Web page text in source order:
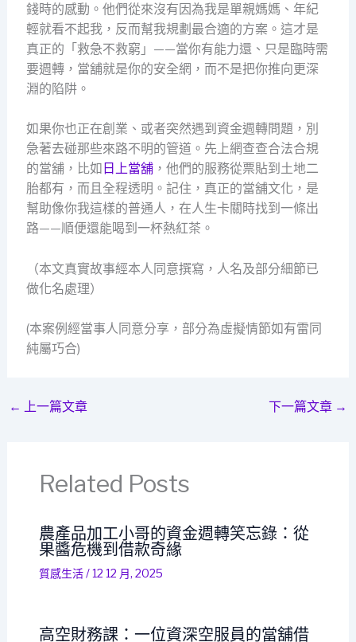
錢時的感動。他們從來沒有因為我是單親媽媽、年紀
輕就看不起我，反而幫我規劃最合適的方案。這才是
真正的「救急不救窮」——當你有能力還、只是臨時需
要週轉，當舖就是你的安全網，而不是把你推向更深
淵的陷阱。
如果你也正在創業、或者突然遇到資金週轉問題，別
急著去碰那些來路不明的管道。先上網查查合法合規
的當舖，比如 日上當舖，他們的服務從票貼到土地二
胎都有，而且全程透明。記住，真正的當舖文化，是
幫助像你我這樣的普通人，在人生卡關時找到一條出
路——順便還能喝到一杯熱紅茶。
（本文真實故事經本人同意撰寫，人名及部分細節已
做化名處理）
(本案例經當事人同意分享，部分為虛擬情節如有雷同
純屬巧合)
← 上一篇文章 下一篇文章 →
Related Posts
農產品加工小哥的資金週轉笑忘錄：從
果醬危機到借款奇緣
質感生活/12 12 月, 2025
高空財務課：一位資深空服員的當舖借